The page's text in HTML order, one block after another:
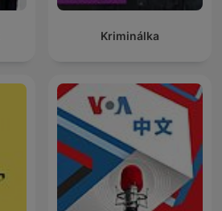
Kriminálka